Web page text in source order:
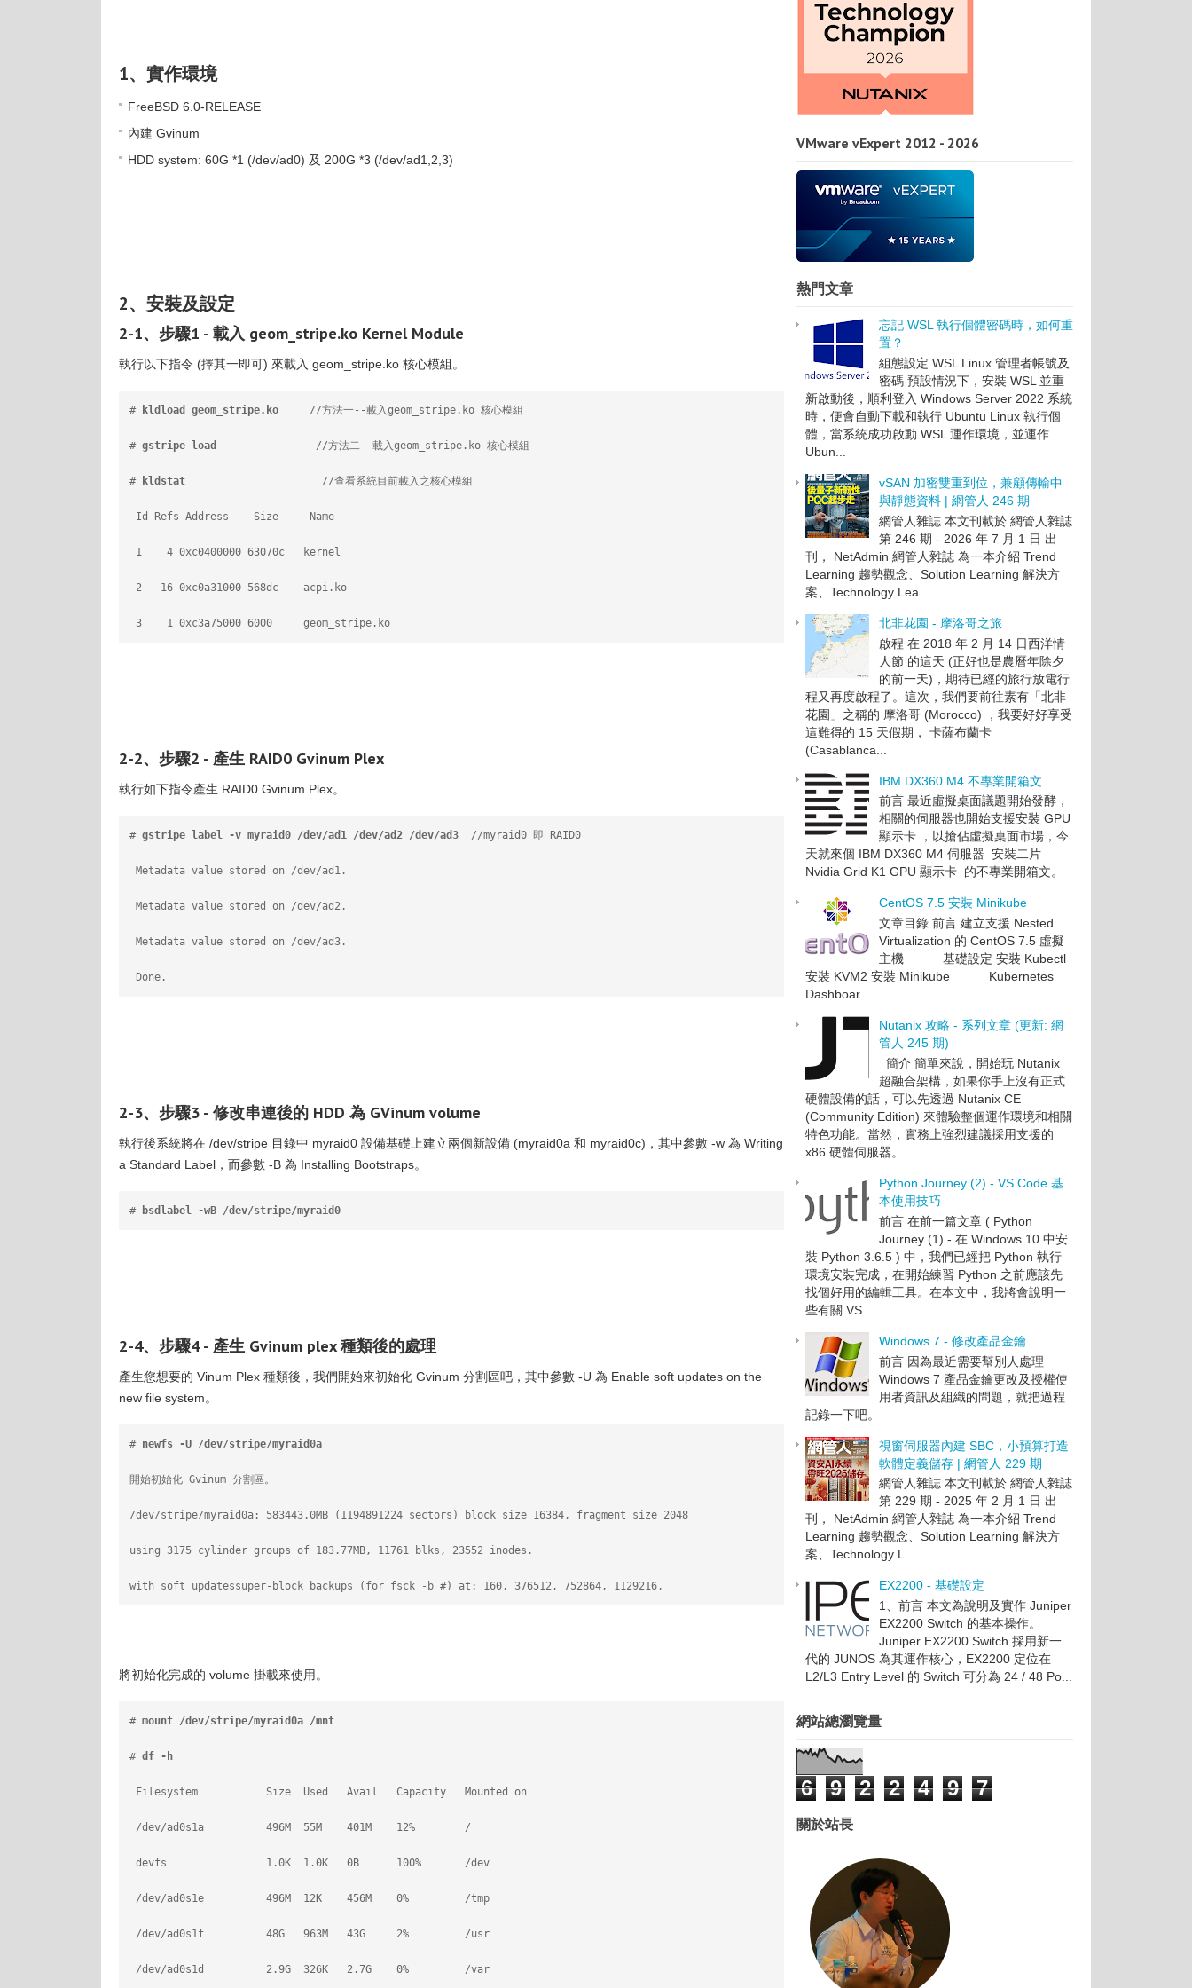
1、實作環境
FreeBSD 6.0-RELEASE
內建 Gvinum
HDD system: 60G *1 (/dev/ad0) 及 200G *3 (/dev/ad1,2,3)
2、安裝及設定
2-1、步驟1 - 載入 geom_stripe.ko Kernel Module
執行以下指令 (擇其一即可) 來載入 geom_stripe.ko 核心模組。
# kldload geom_stripe.ko //方法一--載入geom_stripe.ko 核心模組
# gstripe load //方法二--載入geom_stripe.ko 核心模組
# kldstat //查看系統目前載入之核心模組
Id Refs Address    Size     Name
1    4 0xc0400000 63070c   kernel
2   16 0xc0a31000 568dc    acpi.ko
3    1 0xc3a75000 6000     geom_stripe.ko
2-2、步驟2 - 產生 RAID0 Gvinum Plex
執行如下指令產生 RAID0 Gvinum Plex。
# gstripe label -v myraid0 /dev/ad1 /dev/ad2 /dev/ad3
  //myraid0 即 RAID0
Metadata value stored on /dev/ad1.
Metadata value stored on /dev/ad2.
Metadata value stored on /dev/ad3.
Done.
2-3、步驟3 - 修改串連後的 HDD 為 GVinum volume
執行後系統將在 /dev/stripe 目錄中 myraid0 設備基礎上建立兩個新設備 (myraid0a 和 myraid0c)，其中參數 -w 為 Writing
a Standard Label，而參數 -B 為 Installing Bootstraps。
# bsdlabel -wB /dev/stripe/myraid0
2-4、步驟4 - 產生 Gvinum plex 種類後的處理
產生您想要的 Vinum Plex 種類後，我們開始來初始化 Gvinum 分割區吧，其中參數 -U 為 Enable soft updates on the
new file system。
# newfs -U /dev/stripe/myraid0a
開始初始化 Gvinum 分割區。
/dev/stripe/myraid0a: 583443.0MB (1194891224 sectors) block size 16384, fragment size 2048
using 3175 cylinder groups of 183.77MB, 11761 blks, 23552 inodes.
with soft updatessuper-block backups (for fsck -b #) at: 160, 376512, 752864, 1129216,
將初始化完成的 volume 掛載來使用。
# mount /dev/stripe/myraid0a /mnt
# df -h
Filesystem           Size  Used   Avail   Capacity   Mounted on
/dev/ad0s1a          496M  55M    401M    12%        /
devfs                1.0K  1.0K   0B      100%       /dev
/dev/ad0s1e          496M  12K    456M    0%         /tmp
/dev/ad0s1f          48G   963M   43G     2%         /usr
/dev/ad0s1d          2.9G  326K   2.7G    0%         /var
VMware vExpert 2012 - 2026
熱門文章
忘記 WSL 執行個體密碼時，如何重
置？
組態設定 WSL Linux 管理者帳號及
密碼 預設情況下，安裝 WSL 並重
新啟動後，順利登入 Windows Server 2022 系統
時，便會自動下載和執行 Ubuntu Linux 執行個
體，當系統成功啟動 WSL 運作環境，並運作
Ubun...
vSAN 加密雙重到位，兼顧傳輸中
與靜態資料 | 網管人 246 期
網管人雜誌 本文刊載於 網管人雜誌
第 246 期 - 2026 年 7 月 1 日 出
刊， NetAdmin 網管人雜誌 為一本介紹 Trend
Learning 趨勢觀念、Solution Learning 解決方
案、Technology Lea...
北非花園 - 摩洛哥之旅
啟程 在 2018 年 2 月 14 日西洋情
人節 的這天 (正好也是農曆年除夕
的前一天)，期待已經的旅行放電行
程又再度啟程了。這次，我們要前往素有「北非
花園」之稱的 摩洛哥 (Morocco) ，我要好好享受
這難得的 15 天假期， 卡薩布蘭卡
(Casablanca...
IBM DX360 M4 不專業開箱文
前言 最近虛擬桌面議題開始發酵，
相關的伺服器也開始支援安裝 GPU
顯示卡 ，以搶佔虛擬桌面市場，今
天就來個 IBM DX360 M4 伺服器 安裝二片
Nvidia Grid K1 GPU 顯示卡 的不專業開箱文。
CentOS 7.5 安裝 Minikube
文章目錄 前言 建立支援 Nested
Virtualization 的 CentOS 7.5 虛擬
主機 基礎設定 安裝 Kubectl
安裝 KVM2 安裝 Minikube Kubernetes
Dashboar...
Nutanix 攻略 - 系列文章 (更新: 網
管人 245 期)
簡介 簡單來說，開始玩 Nutanix
超融合架構，如果你手上沒有正式
硬體設備的話，可以先透過 Nutanix CE
(Community Edition) 來體驗整個運作環境和相關
特色功能。當然，實務上強烈建議採用支援的
x86 硬體伺服器。 ...
Python Journey (2) - VS Code 基
本使用技巧
前言 在前一篇文章 ( Python
Journey (1) - 在 Windows 10 中安
裝 Python 3.6.5 ) 中，我們已經把 Python 執行
環境安裝完成，在開始練習 Python 之前應該先
找個好用的編輯工具。在本文中，我將會說明一
些有關 VS ...
Windows 7 - 修改產品金鑰
前言 因為最近需要幫別人處理
Windows 7 產品金鑰更改及授權使
用者資訊及組織的問題，就把過程
記錄一下吧。
視窗伺服器內建 SBC，小預算打造
軟體定義儲存 | 網管人 229 期
網管人雜誌 本文刊載於 網管人雜誌
第 229 期 - 2025 年 2 月 1 日 出
刊， NetAdmin 網管人雜誌 為一本介紹 Trend
Learning 趨勢觀念、Solution Learning 解決方
案、Technology L...
EX2200 - 基礎設定
1、前言 本文為說明及實作 Juniper
EX2200 Switch 的基本操作。
Juniper EX2200 Switch 採用新一
代的 JUNOS 為其運作核心，EX2200 定位在
L2/L3 Entry Level 的 Switch 可分為 24 / 48 Po...
網站總瀏覽量
6 9 2 2 4 9 7
關於站長